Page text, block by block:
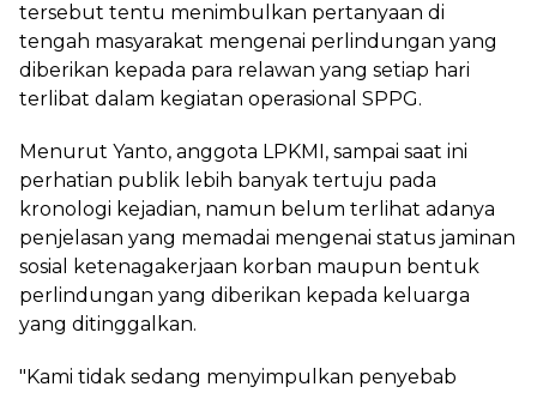
tersebut tentu menimbulkan pertanyaan di
tengah masyarakat mengenai perlindungan yang
diberikan kepada para relawan yang setiap hari
terlibat dalam kegiatan operasional SPPG.
Menurut Yanto, anggota LPKMI, sampai saat ini
perhatian publik lebih banyak tertuju pada
kronologi kejadian, namun belum terlihat adanya
penjelasan yang memadai mengenai status jaminan
sosial ketenagakerjaan korban maupun bentuk
perlindungan yang diberikan kepada keluarga
yang ditinggalkan.
"Kami tidak sedang menyimpulkan penyebab